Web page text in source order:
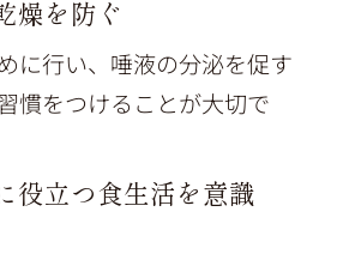
燥を防ぐ
に行い、唾液の分泌を促す
慣をつけることが大切で
役立つ食生活を意識